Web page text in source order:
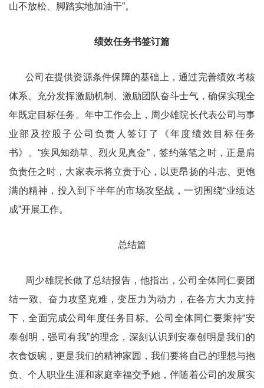
山不放松、脚踏实地加油干”。
绩效任务书签订篇
公司在提供资源条件保障的基础上，通过完善绩效考核
体系、充分发挥激励机制、激励团队奋斗士气，确保实现全
年既定目标任务。年中工作会上，周少雄院长代表公司与事
业部及控股子公司负责人签订了《年度绩效目标任务
书》。“疾风知劲草、烈火见真金”，签约落笔之时，正是肩
负责任之时，大家表示将立责于心，以更昂扬的斗志、更饱
满的精神，投入到下半年的市场攻坚战，一切围绕“业绩达
成”开展工作。
总结篇
周少雄院长做了总结报告，他指出，公司全体同仁要团
结一致、奋力攻坚克难，变压力为动力，在各方大力支持
下，全面完成公司年度任务目标。公司全体同仁要秉持“安
泰创明，强司有我”的理念，深刻认识到安泰创明是我们的
衣食饭碗，更是我们的精神家园，我们要将自己的理想与抱
负、个人职业生涯和家庭幸福交予她，伴随着公司的发展实